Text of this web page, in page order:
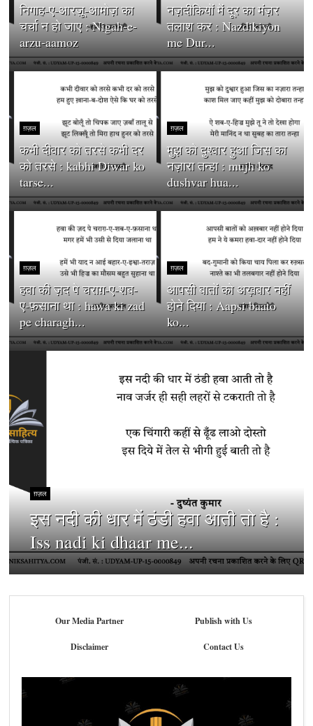
निगाह-ए-आरज़ू-आमोज़ का
चर्चा न हो जाए : Nigah-e-
arzu-aamoz
नज़दीकियों में दूर का मंज़र
तलाश कर : Nazdikiyon
me Dur...
ग़ज़ल
कभी दीवार को तरसे कभी दर
को तरसे : kabhi Diwar ko
tarse...
ग़ज़ल
मुझ को दुश्वार हुआ जिस का
नज़ारा तन्हा : mujh ko
dushvar hua...
ग़ज़ल
हवा की ज़द पे चराग़-ए-शब-
ए-फ़साना था : hawa ki zad
pe charagh...
ग़ज़ल
आपसी बातों को अख़बार नहीं
होने दिया : Aapsi baato
ko...
ग़ज़ल
इस नदी की धार में ठंडी हवा आती तो है :
Iss nadi ki dhaar me...
Our Media Partner Publish with Us
Disclaimer Contact Us